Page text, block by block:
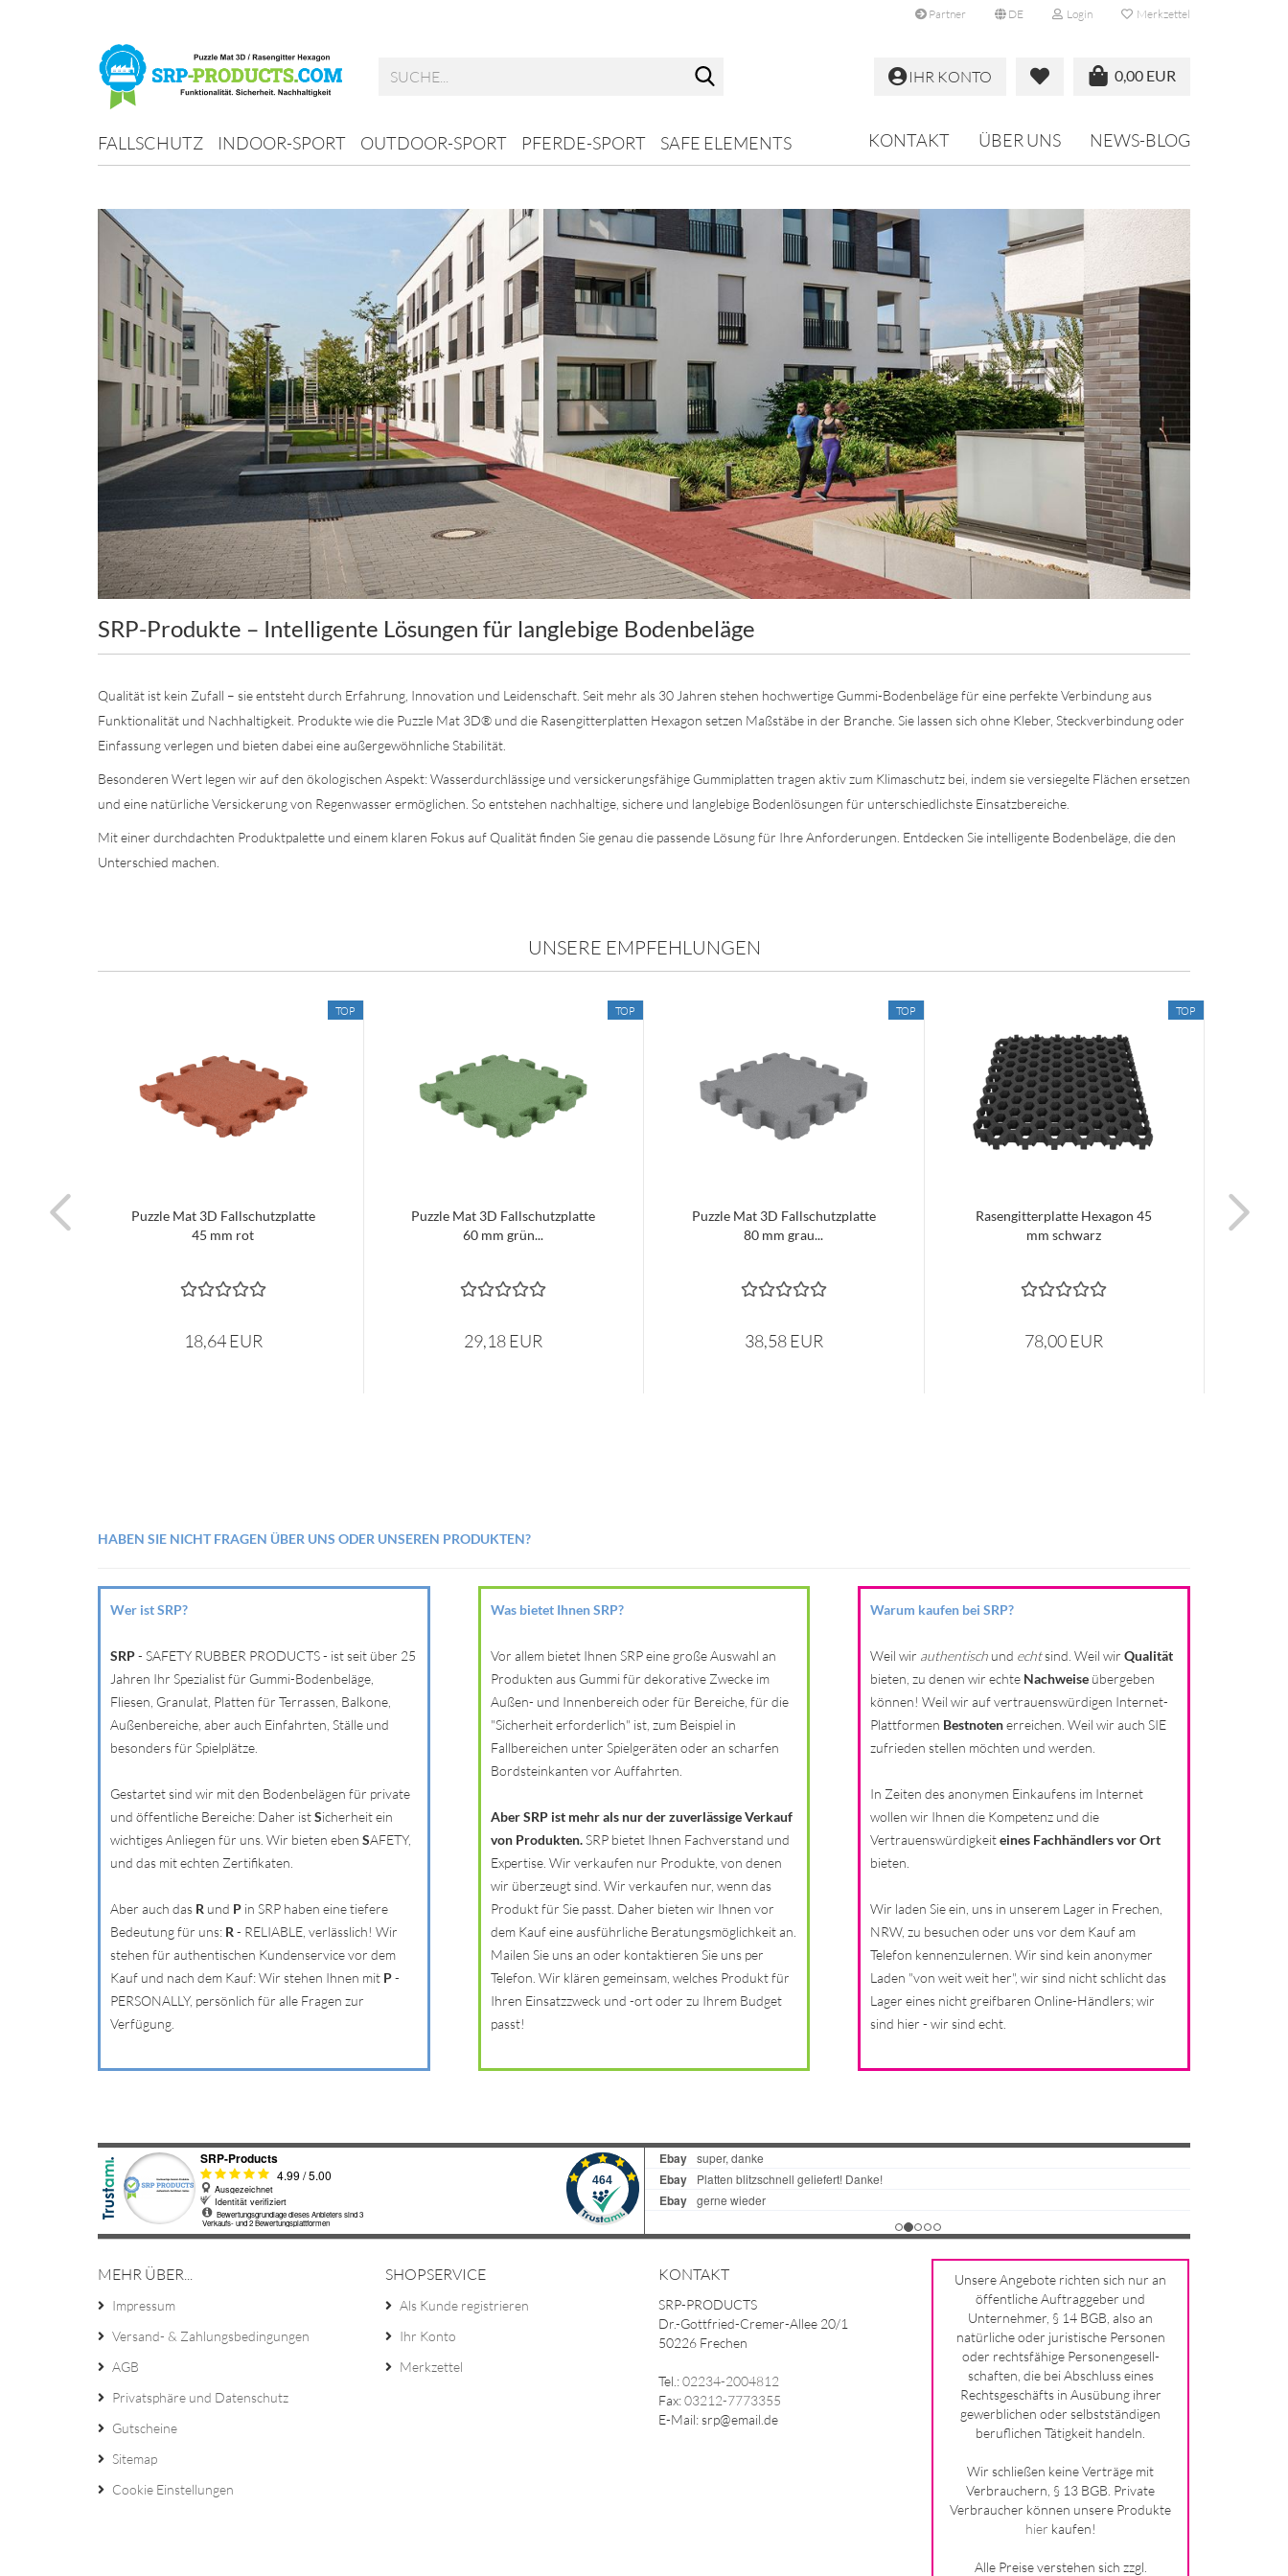
Partner DE Login Merkzettel
0,00 EUR
IHR KONTO
FALLSCHUTZ INDOOR-SPORT OUTDOOR-SPORT PFERDE-SPORT SAFE ELEMENTS KONTAKT ÜBER UNS NEWS-BLOG
SRP-Produkte – Intelligente Lösungen für langlebige Bodenbeläge
Qualität ist kein Zufall – sie entsteht durch Erfahrung, Innovation und Leidenschaft. Seit mehr als 30 Jahren stehen hochwertige Gummi-Bodenbeläge für eine perfekte Verbindung aus
Funktionalität und Nachhaltigkeit. Produkte wie die Puzzle Mat 3D® und die Rasengitterplatten Hexagon setzen Maßstäbe in der Branche. Sie lassen sich ohne Kleber, Steckverbindung oder
Einfassung verlegen und bieten dabei eine außergewöhnliche Stabilität.
Besonderen Wert legen wir auf den ökologischen Aspekt: Wasserdurchlässige und versickerungsfähige Gummiplatten tragen aktiv zum Klimaschutz bei, indem sie versiegelte Flächen ersetzen
und eine natürliche Versickerung von Regenwasser ermöglichen. So entstehen nachhaltige, sichere und langlebige Bodenlösungen für unterschiedlichste Einsatzbereiche.
Mit einer durchdachten Produktpalette und einem klaren Fokus auf Qualität finden Sie genau die passende Lösung für Ihre Anforderungen. Entdecken Sie intelligente Bodenbeläge, die den
Unterschied machen.
UNSERE EMPFEHLUNGEN
TOP
Puzzle Mat 3D Fallschutzplatte
45 mm rot
18,64 EUR
TOP
Puzzle Mat 3D Fallschutzplatte
60 mm grün...
29,18 EUR
TOP
Puzzle Mat 3D Fallschutzplatte
80 mm grau...
38,58 EUR
TOP
Rasengitterplatte Hexagon 45
mm schwarz
78,00 EUR
HABEN SIE NICHT FRAGEN ÜBER UNS ODER UNSEREN PRODUKTEN?
Wer ist SRP?
SRP- SAFETY RUBBER PRODUCTS - ist seit über 25
Jahren Ihr Spezialist für Gummi-Bodenbeläge,
Fliesen, Granulat, Platten für Terrassen, Balkone,
Außenbereiche, aber auch Einfahrten, Ställe und
besonders für Spielplätze.
Gestartet sind wir mit den Bodenbelägen für private
und öffentliche Bereiche: Daher istSicherheit ein
wichtiges Anliegen für uns. Wir bieten eben SAFETY,
und das mit echten Zertifikaten.
Aber auch das R und P in SRP haben eine tiefere
Bedeutung für uns: R - RELIABLE, verlässlich! Wir
stehen für authentischen Kundenservice vor dem
Kauf und nach dem Kauf: Wir stehen Ihnen mit P-
PERSONALLY, persönlich für alle Fragen zur
Verfügung.
Was bietet Ihnen SRP?
Vor allem bietet Ihnen SRP eine große Auswahl an
Produkten aus Gummi für dekorative Zwecke im
Außen- und Innenbereich oder für Bereiche, für die
"Sicherheit erforderlich" ist, zum Beispiel in
Fallbereichen unter Spielgeräten oder an scharfen
Bordsteinkanten vor Auffahrten.
Aber SRP ist mehr als nur der zuverlässige Verkauf
von Produkten.SRP bietet Ihnen Fachverstand und
Expertise. Wir verkaufen nur Produkte, von denen
wir überzeugt sind. Wir verkaufen nur, wenn das
Produkt für Sie passt. Daher bieten wir Ihnen vor
dem Kauf eine ausführliche Beratungsmöglichkeit an.
Mailen Sie uns an oder kontaktieren Sie uns per
Telefon. Wir klären gemeinsam, welches Produkt für
Ihren Einsatzzweck und -ort oder zu Ihrem Budget
passt!
Warum kaufen bei SRP?
Weil wir authentisch und echtsind. Weil wirQualität
bieten, zu denen wir echte Nachweise übergeben
können! Weil wir auf vertrauenswürdigen Internet-
Plattformen Bestnotenerreichen. Weil wir auch SIE
zufrieden stellen möchten und werden.
In Zeiten des anonymen Einkaufens im Internet
wollen wir Ihnen die Kompetenz und die
Vertrauenswürdigkeiteines Fachhändlers vor Ort
bieten.
Wir laden Sie ein, uns in unserem Lager in Frechen,
NRW, zu besuchen oder uns vor dem Kauf am
Telefon kennenzulernen. Wir sind kein anonymer
Laden "von weit weit her", wir sind nicht schlicht das
Lager eines nicht greifbaren Online-Händlers; wir
sind hier - wir sind echt.
MEHR ÜBER...
Impressum
Versand- & Zahlungsbedingungen
AGB
Privatsphäre und Datenschutz
Gutscheine
Sitemap
Cookie Einstellungen
SHOPSERVICE
Als Kunde registrieren
Ihr Konto
Merkzettel
KONTAKT
SRP-PRODUCTS
Dr.-Gottfried-Cremer-Allee 20/1
50226 Frechen
Tel.:02234-2004812
Fax:03212-7773355
E-Mail: srp@email.de
Unsere Angebote richten sich nur an
öffentliche Auftraggeber und
Unternehmer, § 14 BGB, also an
natürliche oder juristische Personen
oder rechtsfähige Personengesell-
schaften, die bei Abschluss eines
Rechtsgeschäfts in Ausübung ihrer
gewerblichen oder selbstständigen
beruflichen Tätigkeit handeln.
Wir schließen keine Verträge mit
Verbrauchern, § 13 BGB. Private
Verbraucher können unsere Produkte
hier kaufen!
Alle Preise verstehen sich zzgl.